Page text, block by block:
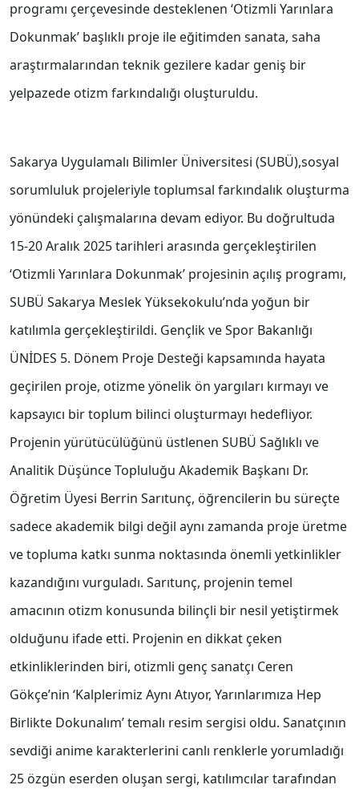
programı çerçevesinde desteklenen ‘Otizmli Yarınlara
Dokunmak’ başlıklı proje ile eğitimden sanata, saha
araştırmalarından teknik gezilere kadar geniş bir
yelpazede otizm farkındalığı oluşturuldu.
Sakarya Uygulamalı Bilimler Üniversitesi (SUBÜ),sosyal
sorumluluk projeleriyle toplumsal farkındalık oluşturma
yönündeki çalışmalarına devam ediyor. Bu doğrultuda
15-20 Aralık 2025 tarihleri arasında gerçekleştirilen
‘Otizmli Yarınlara Dokunmak’ projesinin açılış programı,
SUBÜ Sakarya Meslek Yüksekokulu’nda yoğun bir
katılımla gerçekleştirildi. Gençlik ve Spor Bakanlığı
ÜNİDES 5. Dönem Proje Desteği kapsamında hayata
geçirilen proje, otizme yönelik ön yargıları kırmayı ve
kapsayıcı bir toplum bilinci oluşturmayı hedefliyor.
Projenin yürütücülüğünü üstlenen SUBÜ Sağlıklı ve
Analitik Düşünce Topluluğu Akademik Başkanı Dr.
Öğretim Üyesi Berrin Sarıtunç, öğrencilerin bu süreçte
sadece akademik bilgi değil aynı zamanda proje üretme
ve topluma katkı sunma noktasında önemli yetkinlikler
kazandığını vurguladı. Sarıtunç, projenin temel
amacının otizm konusunda bilinçli bir nesil yetiştirmek
olduğunu ifade etti. Projenin en dikkat çeken
etkinliklerinden biri, otizmli genç sanatçı Ceren
Gökçe’nin ‘Kalplerimiz Aynı Atıyor, Yarınlarımıza Hep
Birlikte Dokunalım’ temalı resim sergisi oldu. Sanatçının
sevdiği anime karakterlerini canlı renklerle yorumladığı
25 özgün eserden oluşan sergi, katılımcılar tarafından